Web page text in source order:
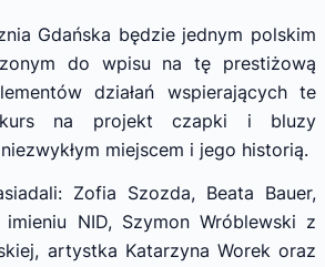
Gdańska będzie jednym polskim
do wpisu na tę prestiżową
działań wspierających te
na projekt czapki i bluzy
miejscem i jego historią.
Zofia Szozda, Beata Bauer,
imieniu NID, Szymon Wróblewski z
artystka Katarzyna Worek oraz